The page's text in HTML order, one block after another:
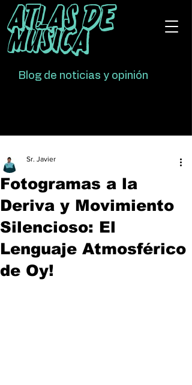
Atlas De
Música
Blog de noticias y opinión
Fotogramas a la
Deriva y Movimiento
Silencioso: El
Lenguaje Atmosférico
de Oy!
Sr. Javier